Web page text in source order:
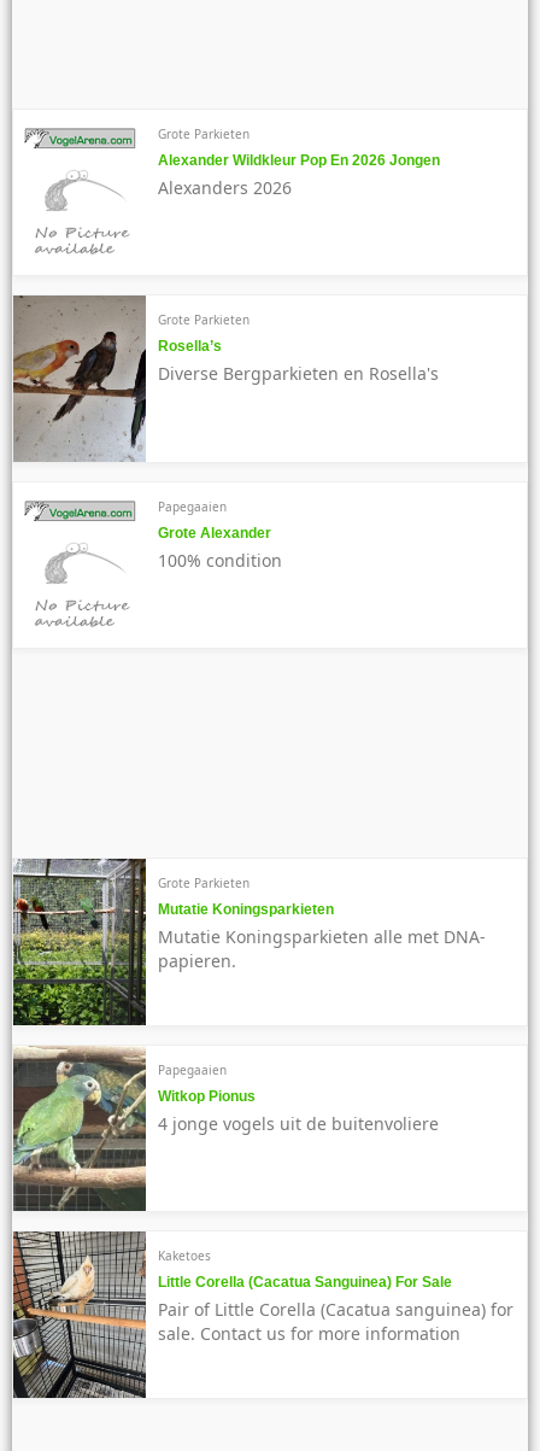
Grote Parkieten
Alexander Wildkleur Pop En 2026 Jongen
Alexanders 2026
Grote Parkieten
Rosella’s
Diverse Bergparkieten en Rosella's
Papegaaien
Grote Alexander
100% condition
Grote Parkieten
Mutatie Koningsparkieten
Mutatie Koningsparkieten alle met DNA-
papieren.
Papegaaien
Witkop Pionus
4 jonge vogels uit de buitenvoliere
Kaketoes
Little Corella (Cacatua Sanguinea) For Sale
Pair of Little Corella (Cacatua sanguinea) for
sale. Contact us for more information